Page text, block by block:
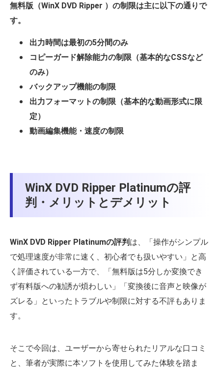
無料版（WinX DVD Ripper ）の制限は主に以下の通りで
す。
出力時間は最初の5分間のみ
コピーガード解除能力の制限（基本的なCSSなど
のみ）
バックアップ機能の制限
出力フォーマットの制限（基本的な動画形式に限
定）
動画編集機能・速度の制限
WinX DVD Ripper Platinumの評
判・メリットとデメリット
WinX DVD Ripper Platinumの評判 は、「操作がシンプル
で処理速度が非常に速く、初心者でも扱いやすい」と高
く評価されている一方で、「無料版は5分しか変換でき
ず有料版への勧誘が煩わしい」「変換後に音声と映像が
ズレる」といったトラブルや制限に対する不評もありま
す。
そこで今回は、ユーザーから寄せられたリアルな口コミ
と、筆者が実際に本ソフトを使用してみた体験を踏ま